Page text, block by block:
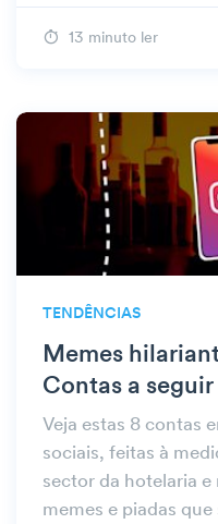
13 minuto ler
TENDÊNCIAS
Memes
Contas a seguir
Veja estas 8 contas
sociais, feitas à
sector da hotelaria
memes e piadas que